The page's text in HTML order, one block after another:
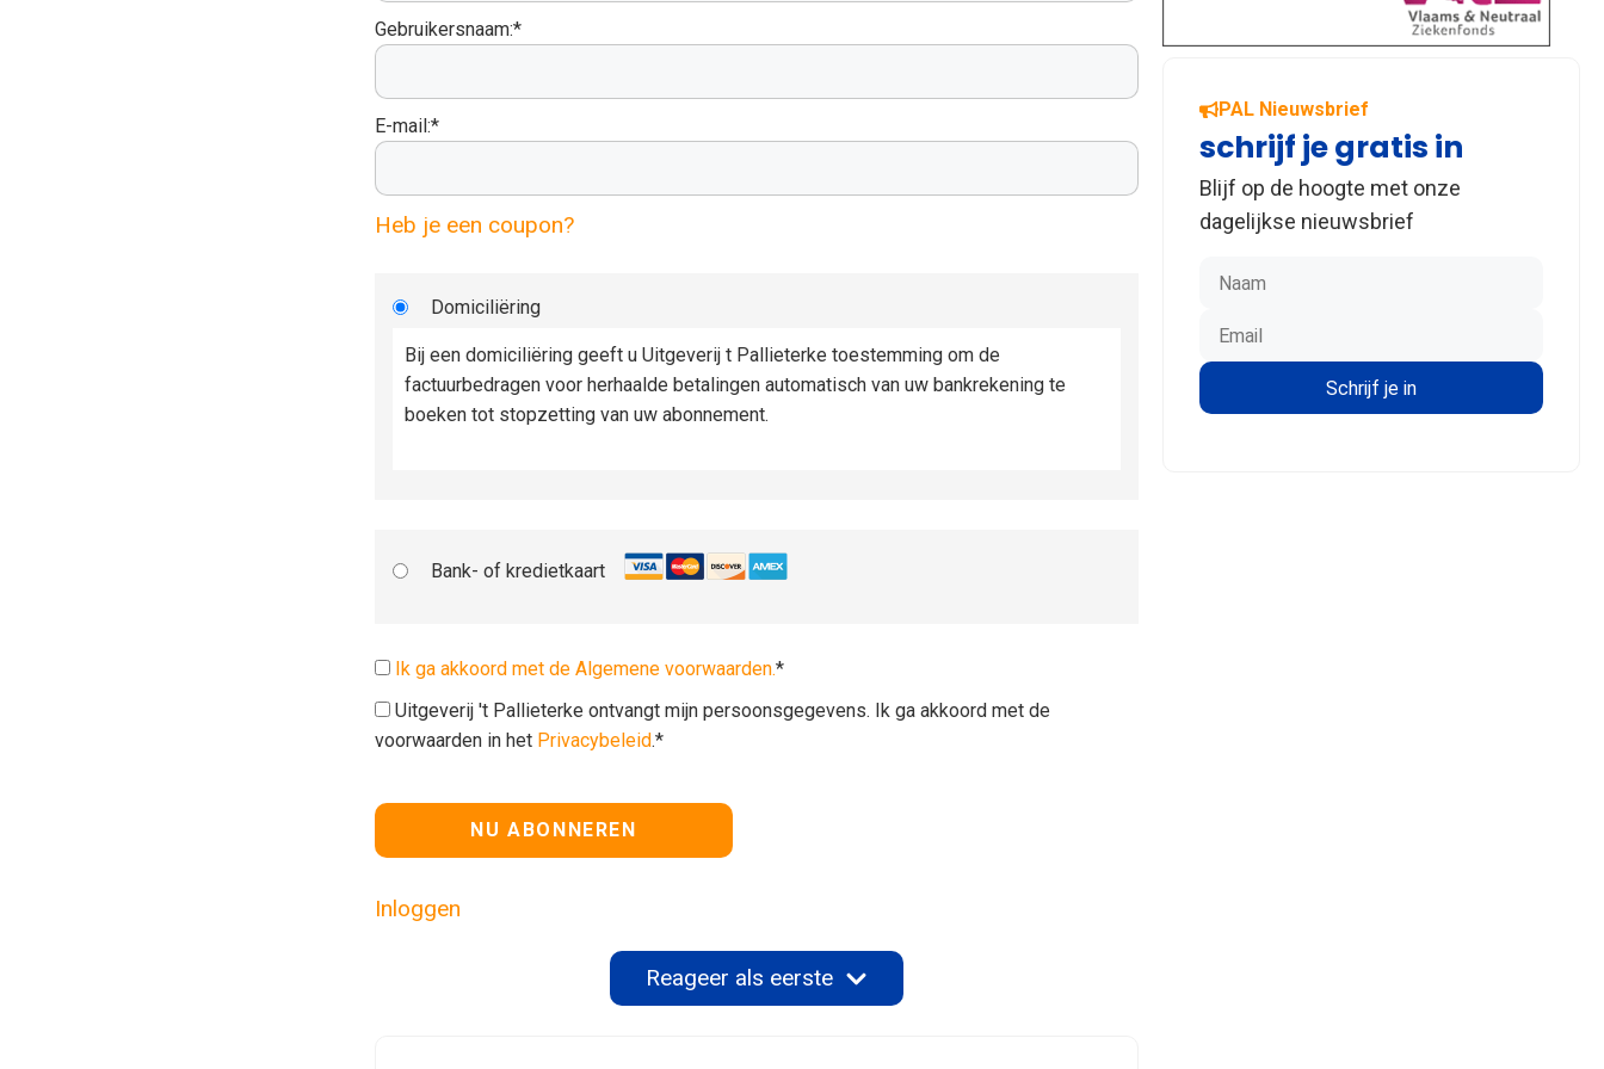
Gebruikersnaam:*
E-mail:*
Heb je een coupon?
Domiciliëring
Bij een domiciliëring geeft u Uitgeverij t Pallieterke toestemming om de
factuurbedragen voor herhaalde betalingen automatisch van uw bankrekening te
boeken tot stopzetting van uw abonnement.
Bank- of kredietkaart
Ik ga akkoord met de Algemene voorwaarden.*
Uitgeverij 't Pallieterke ontvangt mijn persoonsgegevens. Ik ga akkoord met de
voorwaarden in het Privacybeleid.*
Geen waarde
Inloggen
Reageer als eerste
PAL Nieuwsbrief
schrijf je gratis in
Blijf op de hoogte met onze
dagelijkse nieuwsbrief